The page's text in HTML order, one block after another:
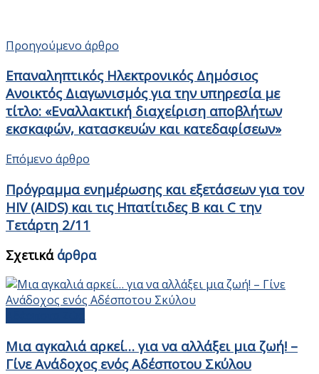
Προηγούμενο άρθρο
Επαναληπτικός Ηλεκτρονικός Δημόσιος
Ανοικτός Διαγωνισμός για την υπηρεσία με
τίτλο: «Εναλλακτική διαχείριση αποβλήτων
εκσκαφών, κατασκευών και κατεδαφίσεων»
Επόμενο άρθρο
Πρόγραμμα ενημέρωσης και εξετάσεων για τον
HIV (AIDS) και τις Ηπατίτιδες Β και C την
Τετάρτη 2/11
Σχετικάάρθρα
Μια αγκαλιά αρκεί… για να αλλάξει μια ζωή! –
Γίνε Ανάδοχος ενός Αδέσποτου Σκύλου